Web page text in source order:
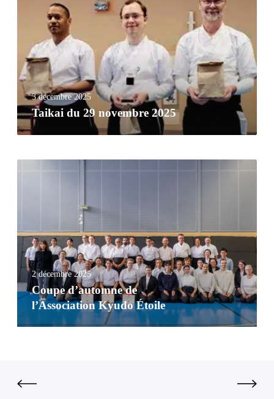
3 décembre 2025
Taikai du 29 novembre 2025
2 décembre 2025
Coupe d’automne de
l’Association Kyudo Étoile